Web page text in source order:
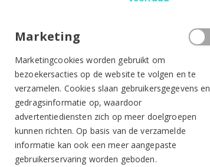
de
afbeeldingen-
gallerij
de
afbeeldingen-
gallerij
Marketing
Marketingcookies worden gebruikt om
bezoekersacties op de website te volgen en te
verzamelen. Cookies slaan gebruikersgegevens en
gedragsinformatie op, waardoor
advertentiediensten zich op meer doelgroepen
kunnen richten. Op basis van de verzamelde
informatie kan ook een meer aangepaste
gebruikerservaring worden geboden.